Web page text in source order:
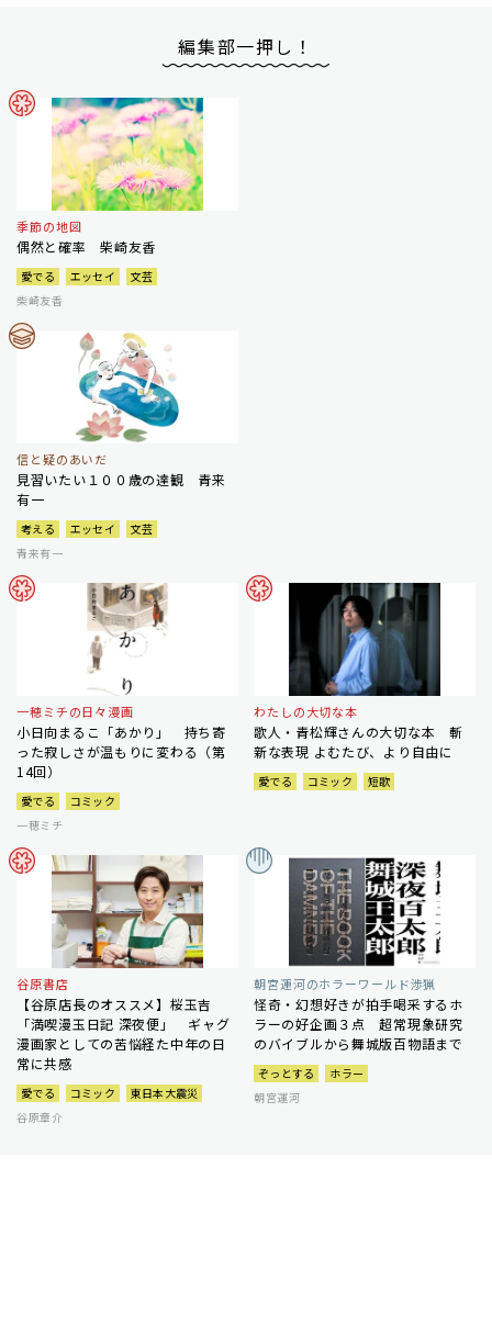
編集部一押し！
季節の地図
偶然と確率 柴崎友香
愛でる エッセイ
文芸
柴崎友香
信と疑のあいだ
見習いたい１００歳の達観 青来
有一
考える エッセイ
文芸
青来有一
一穂ミチの日々漫画
小日向まるこ「あかり」 持ち寄
った寂しさが温もりに変わる（第
14回）
愛でる
コミック
一穂ミチ
わたしの大切な本
歌人・青松輝さんの大切な本 斬
新な表現 よむたび、より自由に
愛でる コミック 短歌
谷原書店
【谷原店長のオススメ】桜玉吉
「満喫漫玉日記 深夜便」 ギャグ
漫画家としての苦悩経た中年の日
常に共感
愛でる コミック
東日本大震災
谷原章介
朝宮運河のホラーワールド渉猟
怪奇・幻想好きが拍手喝采するホ
ラーの好企画３点 超常現象研究
のバイブルから舞城版百物語まで
ぞっとする
ホラー
朝宮運河